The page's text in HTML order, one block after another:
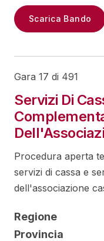
Scarica Bando
Gara 17 di 491
Servizi Di
Procedura aperta
servizi di cassa e
dell'associazione
Regione
Provincia